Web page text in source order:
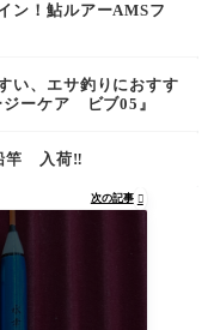
ン！鮎ルアーAMSフ
い、エサ釣りにおすす
ーケア ビブ05』
竿 入荷‼︎
次の記事 